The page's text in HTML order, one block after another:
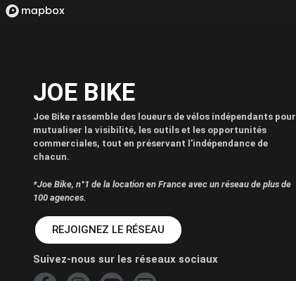
JOE BIKE
Joe Bike rassemble des loueurs de vélos indépendants pour
mutualiser la visibilité, les outils et les opportunités
commerciales, tout en préservant l’indépendance de
chacun.
*Joe Bike, n°1 de la location en France avec un réseau de plus de
100 agences.
REJOIGNEZ LE RÉSEAU
Suivez-nous sur les réseaux sociaux